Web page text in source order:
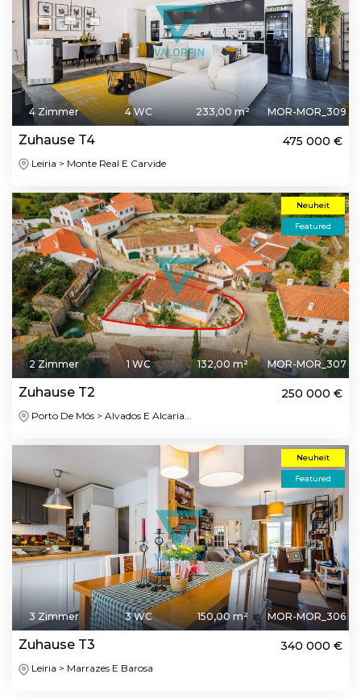
4 Zimmer 4 WC 233,00 m² MOR-MOR_309
Zuhause T4 475 000 €
Leiria > Monte Real E Carvide
Neuheit
Featured
2 Zimmer 1 WC 132,00 m² MOR-MOR_307
Zuhause T2 250 000 €
Porto De Mós > Alvados E Alcaria...
Neuheit
Featured
3 Zimmer 3 WC 150,00 m² MOR-MOR_306
Zuhause T3 340 000 €
Leiria > Marrazes E Barosa